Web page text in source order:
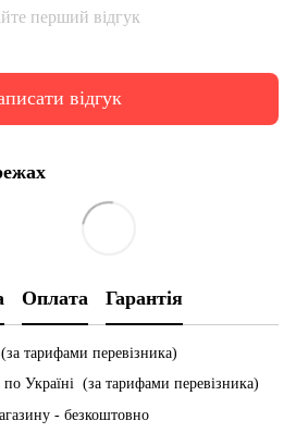
перший відгук
відгук
Оплата Гарантія
тарифами перевізника)
Україні (за тарифами перевізника)
- безкоштовно